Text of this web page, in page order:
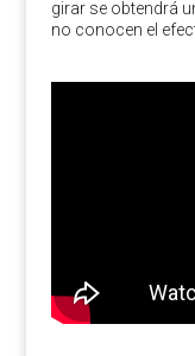
girar se obtendrá
no conocen el